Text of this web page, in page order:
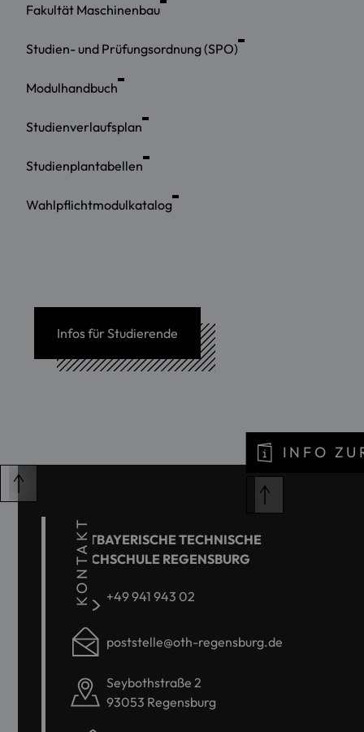
Fakultät Maschinenbau
Studien- und Prüfungsordnung (SPO)
Modulhandbuch
Studienverlaufsplan
Studienplantabellen
Wahlpflichtmodulkatalog
Infos für Studierende
INFO
KONTAKT
OSTBAYERISCHE TECHNISCHE
HOCHSCHULE REGENSBURG
+49 941 943 02
poststelle@oth-regensburg.de
Seybothstraße 2
93053 Regensburg